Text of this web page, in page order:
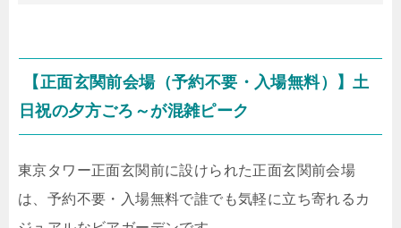
【正面玄関前会場（予約不要・入場無料）】土
日祝の夕方ごろ～が混雑ピーク
東京タワー正面玄関前に設けられた正面玄関前会場
は、予約不要・入場無料で誰でも気軽に立ち寄れるカ